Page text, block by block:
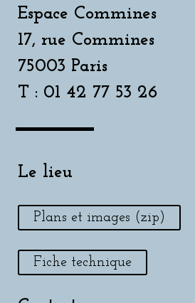
Espace Commines
17, rue Commines
75003 Paris
T : 01 42 77 53 26
Le lieu
Plans et images (zip)
Fiche technique